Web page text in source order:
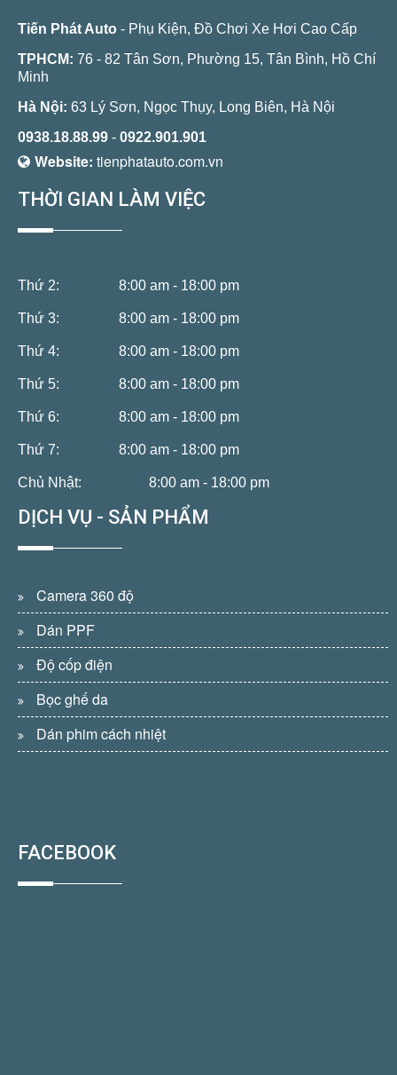
Tiến Phát Auto - Phụ Kiện, Đồ Chơi Xe Hơi Cao Cấp
TPHCM: 76 - 82 Tân Sơn, Phường 15, Tân Bình, Hồ Chí
Minh
Hà Nội: 63 Lý Sơn, Ngọc Thụy, Long Biên, Hà Nội
0938.18.88.99 - 0922.901.901
Website: tienphatauto.com.vn
THỜI GIAN LÀM VIỆC
Thứ 2: 8:00 am - 18:00 pm
Thứ 3: 8:00 am - 18:00 pm
Thứ 4: 8:00 am - 18:00 pm
Thứ 5: 8:00 am - 18:00 pm
Thứ 6: 8:00 am - 18:00 pm
Thứ 7: 8:00 am - 18:00 pm
Chủ Nhật: 8:00 am - 18:00 pm
DỊCH VỤ - SẢN PHẨM
Camera 360 độ
Dán PPF
Độ cốp điện
Bọc ghế da
Dán phim cách nhiệt
FACEBOOK